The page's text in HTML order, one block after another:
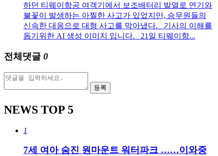
하던 티웨이항공 여객기에서 보조배터리 발열로 연기와
불꽃이 발생하는 아찔한 사고가 있었지만, 승무원들의
신속한 대응으로 대형 사고를 막아냈다. 기사의 이해를
돕기위한 AI 생성 이미지 입니다. 21일 티웨이항...
전체댓글 0
등록
NEWS TOP 5
1
7세 여아 숨진 원마운트 워터파크 ……이와중